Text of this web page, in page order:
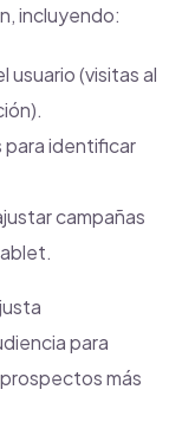
incluyendo:
(visitas al
identificar
campañas
para
más